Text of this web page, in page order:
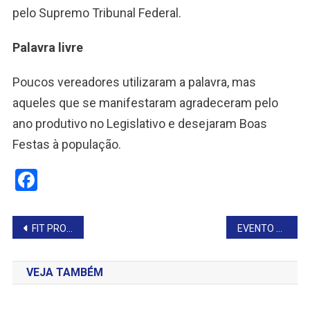
pelo Supremo Tribunal Federal.
Palavra livre
Poucos vereadores utilizaram a palavra, mas
aqueles que se manifestaram agradeceram pelo
ano produtivo no Legislativo e desejaram Boas
Festas à população.
Facebook
Navegação
de
Post
FIT PROMOVE EXPERIÊNCIA LABORATORIAL COM EXTRAÇÃO DE DNA
VEJA TAMBÉM